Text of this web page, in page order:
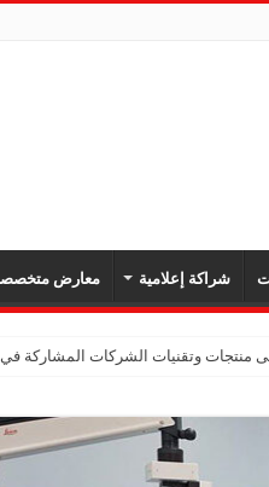
شراكة إعلامية معارض
وتقنيات الشركات المشاركة في “ثلاثية